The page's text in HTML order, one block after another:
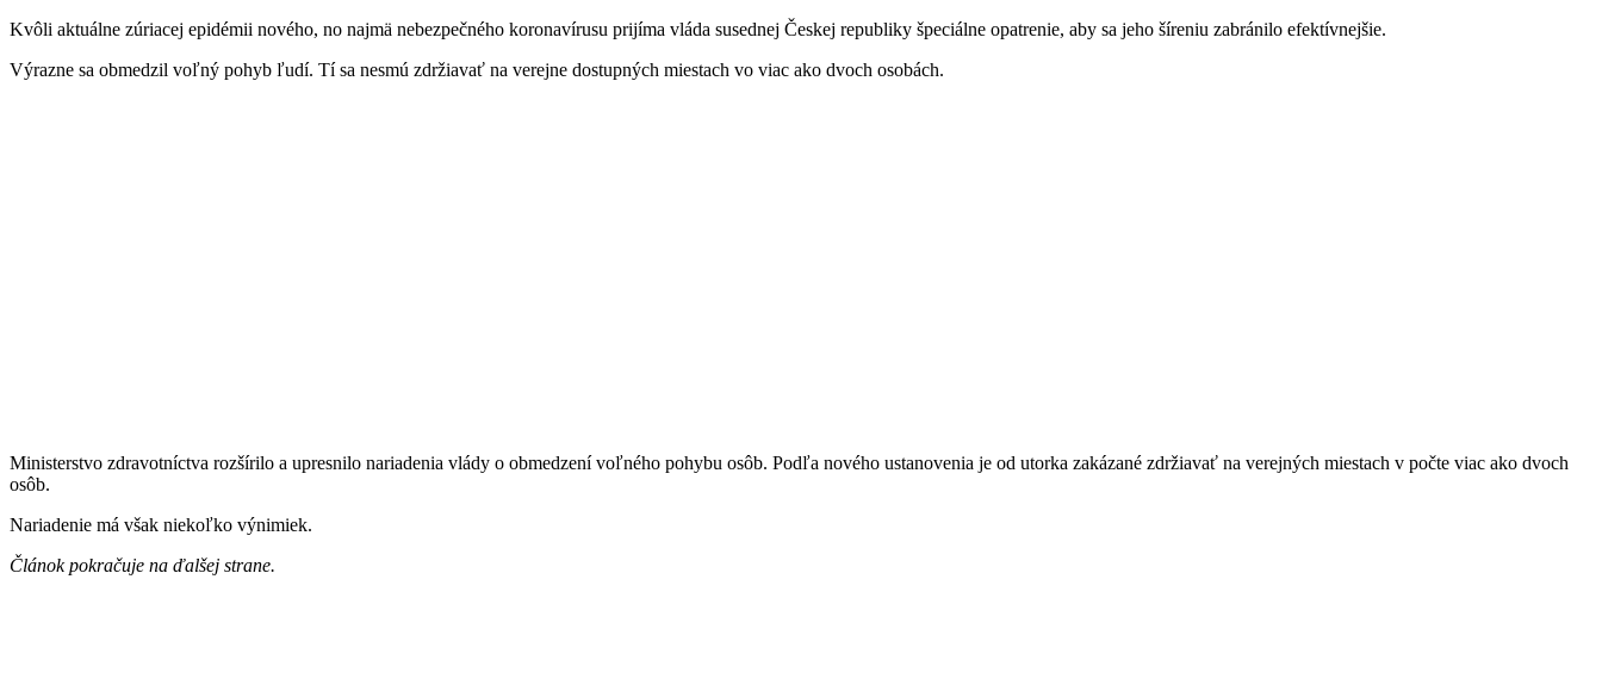
Kvôli aktuálne zúriacej epidémii nového, no najmä nebezpečného koronavírusu prijíma vláda susednej Českej republiky špeciálne opatrenie, aby sa jeho šíreniu zabránilo efektívnejšie.
Výrazne sa obmedzil voľný pohyb ľudí. Tí sa nesmú zdržiavať na verejne dostupných miestach vo viac ako dvoch osobách.
Ministerstvo zdravotníctva rozšírilo a upresnilo nariadenia vlády o obmedzení voľného pohybu osôb. Podľa nového ustanovenia je od utorka zakázané zdržiavať na verejných miestach v počte viac ako dvoch
osôb.
Nariadenie má však niekoľko výnimiek.
Článok pokračuje na ďalšej strane.